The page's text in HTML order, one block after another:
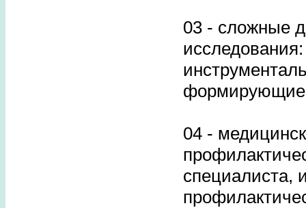
03 - сложные
формирующие
04 -
специалиста,